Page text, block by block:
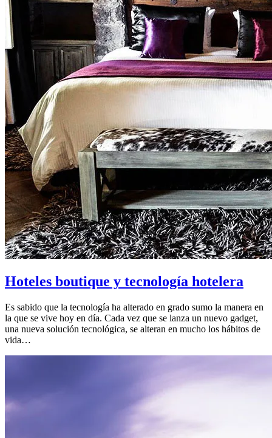
Hoteles boutique y tecnología hotelera
Es sabido que la tecnología ha alterado en grado sumo la manera en
la que se vive hoy en día. Cada vez que se lanza un nuevo gadget,
una nueva solución tecnológica, se alteran en mucho los hábitos de
vida…